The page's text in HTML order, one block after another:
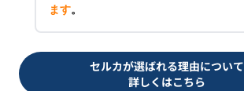
ます。
セルカが選ばれる理由について
詳しくはこちら